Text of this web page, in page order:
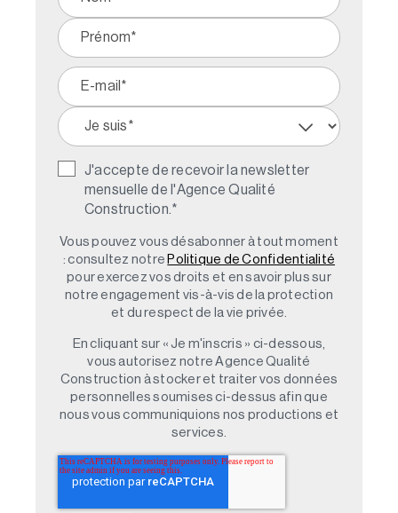
J'accepte de recevoir la newsletter
mensuelle de l'Agence Qualité
Construction. *
Vous pouvez vous désabonner à tout moment
: consultez notre Politique de Confidentialité
pour exercez vos droits et en savoir plus sur
notre engagement vis-à-vis de la protection
et du respect de la vie privée.
En cliquant sur « Je m'inscris » ci-dessous,
vous autorisez notre Agence Qualité
Construction à stocker et traiter vos données
personnelles soumises ci-dessus afin que
nous vous communiquions nos productions et
services.